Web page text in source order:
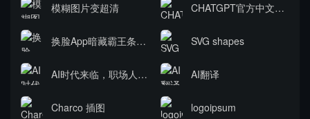
模糊图片变超清 CHATGPT官方中文对话入口，免换IP极速体验版本！
换脸App暗藏霸王条款 有趣之余也需警惕刷脸安全 SVG shapes
AI时代来临，职场人该如何应对？ AI翻译
Charco 插图 logoipsum